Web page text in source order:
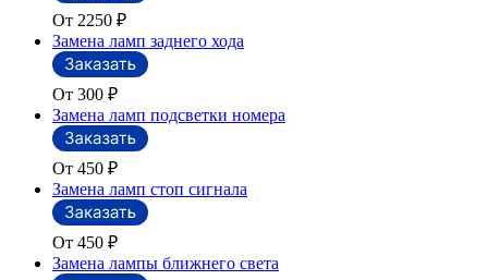
От 2250 ₽
Замена ламп заднего хода
От 300 ₽
Замена ламп подсветки номера
От 450 ₽
Замена ламп стоп сигнала
От 450 ₽
Замена лампы ближнего света